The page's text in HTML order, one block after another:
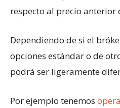
respecto al precio anterior
Dependiendo de si el
opciones estándar o de
podrá ser ligeramente
Por ejemplo tenemos